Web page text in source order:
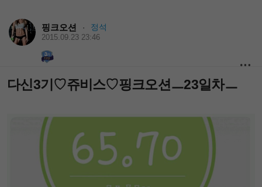
핑크오션 · 정석
2015.09.23 23:46
다신3기♡쥬비스♡핑크오션ㅡ23일차ㅡ